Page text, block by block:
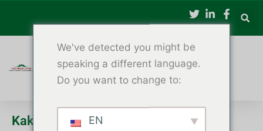
sadržaj
Kako odabrati pravi CNC strug za drvo
We've detected you might be
speaking a different language.
Do you want to change to:
EN